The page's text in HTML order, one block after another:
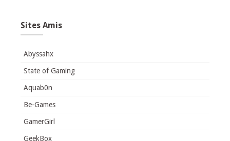
Sites Amis
Abyssahx
State of Gaming
Aquab0n
Be-Games
GamerGirl
GeekBox